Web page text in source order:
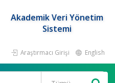
Akademik Veri Yönetim
Sistemi
Araştırmacı Girişi English